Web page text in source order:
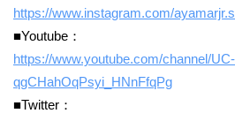
https://www.instagram.com/
■Youtube：
https://www.youtube.com/channel/UC-
qgCHahOqPsyi_HNnFfqPg
■Twitter：